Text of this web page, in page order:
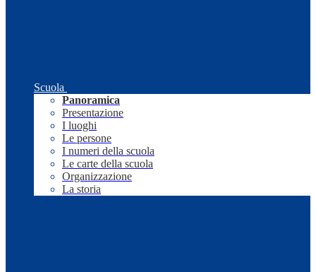
Scuola
Panoramica
Presentazione
I luoghi
Le persone
I numeri della scuola
Le carte della scuola
Organizzazione
La storia